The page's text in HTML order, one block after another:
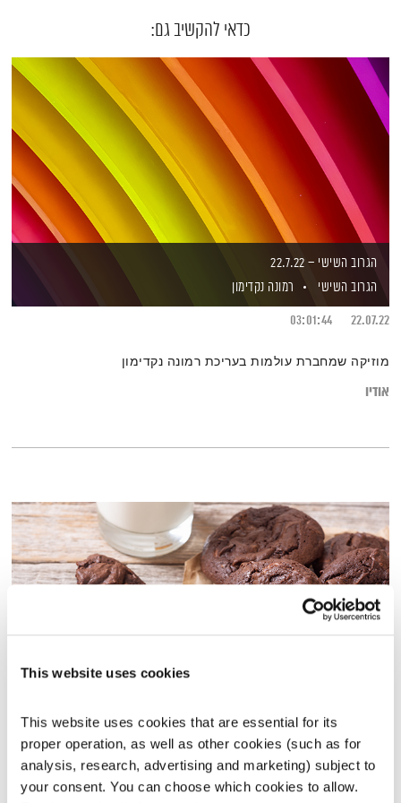
This website uses cookies
This website uses cookies that are essential for its
proper operation, as well as other cookies (such as for
analysis, research, advertising and marketing) subject to
your consent. You can choose which cookies to allow.
כדאי להקשיב גם:
הגרוב השישי – 22.7.22
הגרוב השישי
רמונה נקדימון
22.07.22
03:01:44
מוזיקה שמחברת עולמות בעריכת רמונה נקדימון
אודיו
שירים, שורות ושקט
בני בשן
14.02.25
01:00:02